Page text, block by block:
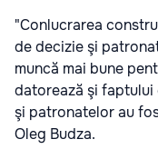
"Conlucrarea
de decizie şi
muncă mai bune
datorează şi
şi patronatelor au
Oleg Budza.